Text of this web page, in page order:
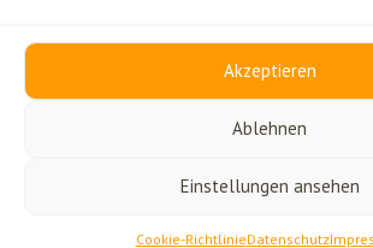
Akzeptieren
Ablehnen
Einstellungen ansehen
Cookie-RichtlinieDatenschutz
Diese Website ist durch reCAPTCHA